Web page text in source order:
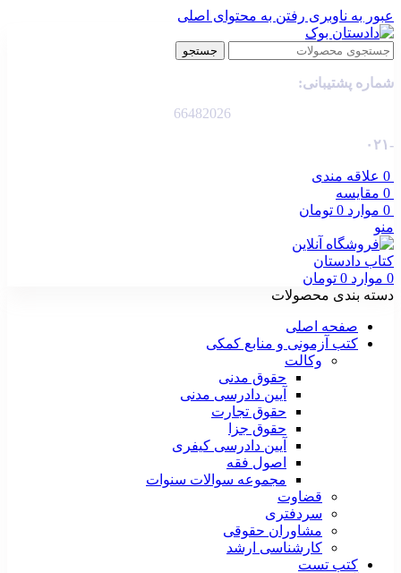
عبور به ناوبری رفتن به محتوای اصلی
جستجو
شماره پشتیبانی:
66482026
-۰۲۱
0 علاقه مندی
0 مقایسه
0 موارد 0 تومان
منو
0 موارد 0 تومان
دسته بندی محصولات
صفحه اصلی
کتب آزمونی و منابع کمکی
وکالت
حقوق مدنی
آیین دادرسی مدنی
حقوق تجارت
حقوق جزا
آیین دادرسی کیفری
اصول فقه
مجموعه سوالات سنوات
قضاوت
سردفتری
مشاوران حقوقی
کارشناسی ارشد
کتب تست